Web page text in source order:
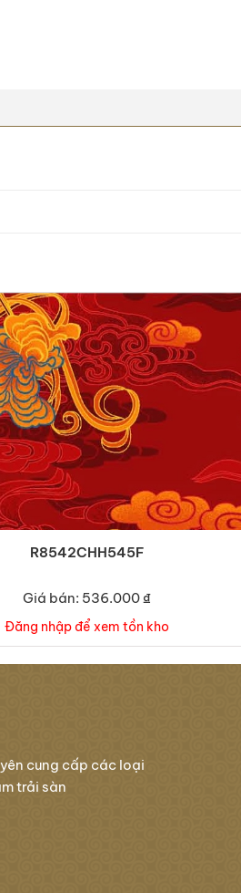
R8542CHH545F
Giá bán: 536.000 ₫
Đăng nhập để xem tồn kho
cung cấp các loại
trải sàn